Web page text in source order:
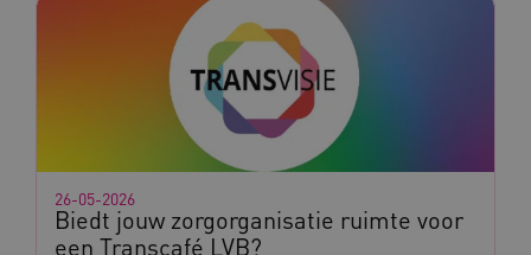
Biedt jouw zorgorganisatie ruimte voor
een Transcafé LVB?
26-05-2026
BCSessionID www.kennispleingehandicaptensector.nl